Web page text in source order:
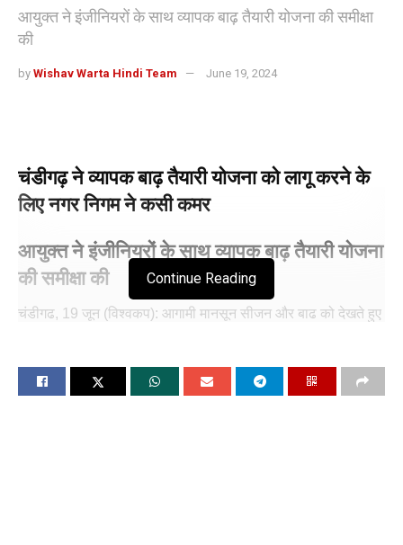
आयुक्त ने इंजीनियरों के साथ व्यापक बाढ़ तैयारी योजना की समीक्षा
की
by Wishav Warta Hindi Team June 19, 2024
चंडीगढ़ ने व्यापक बाढ़ तैयारी योजना को लागू करने के
लिए नगर निगम ने कसी कमर
आयुक्त ने इंजीनियरों के साथ व्यापक बाढ़ तैयारी योजना
की समीक्षा की
चंडीगढ, 19 जून (विश्वकप): आगामी मानसून सीजन और बाढ को देखते हुए
निकासी सुनिश्चित करने के लिए, एमसीसी शहर भर में लगभग 30,000
Continue Reading